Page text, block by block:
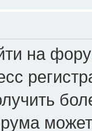
на
может